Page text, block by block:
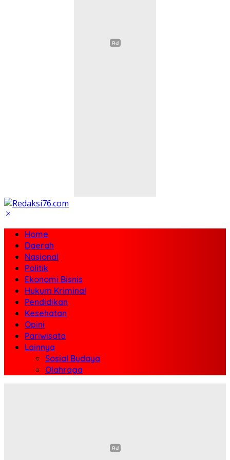
Home
Daerah
Nasional
Politik
Ekonomi Bisnis
Hukum Kriminal
Pendidikan
Kesehatan
Opini
Pariwisata
Lainnya
Sosial Budaya
Olahraga